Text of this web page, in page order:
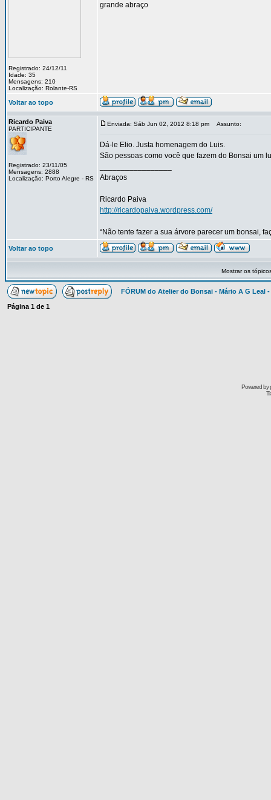
Registrado: 24/12/11
Idade: 35
Mensagens: 210
Localização: Rolante-RS
grande abraço
Voltar ao topo
Ricardo Paiva
PARTICIPANTE
Registrado: 23/11/05
Mensagens: 2888
Localização: Porto Alegre - RS
Enviada: Sáb Jun 02, 2012 8:18 pm Assunto:
Dá-le Elio. Justa homenagem do Luis.
São pessoas como você que fazem do Bonsai um
Abraços
Ricardo Paiva
http://ricardopaiva.wordpress.com/
“Não tente fazer a sua árvore parecer um bonsai,
Voltar ao topo
Mostrar os
FÓRUM do Atelier do Bonsai - Mário A G Leal
Página 1 de 1
Powered by